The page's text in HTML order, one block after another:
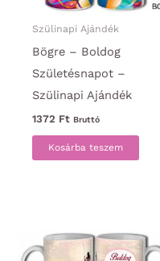
Szülinapi Ajándék
Bögre – Boldog
Születésnapot –
Szülinapi Ajándék
1372 Ft Bruttó
Kosárba teszem